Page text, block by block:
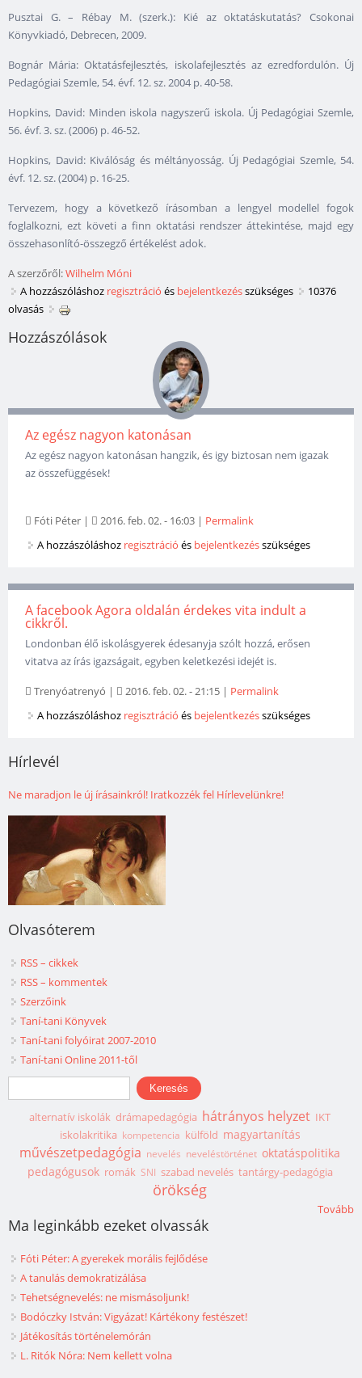
Pusztai G. – Rébay M. (szerk.): Kié az oktatáskutatás? Csokonai
Könyvkiadó, Debrecen, 2009.
Bognár Mária: Oktatásfejlesztés, iskolafejlesztés az ezredfordulón. Új
Pedagógiai Szemle, 54. évf. 12. sz. 2004 p. 40-58.
Hopkins, David: Minden iskola nagyszerű iskola. Új Pedagógiai Szemle,
56. évf. 3. sz. (2006) p. 46-52.
Hopkins, David: Kiválóság és méltányosság. Új Pedagógiai Szemle, 54.
évf. 12. sz. (2004) p. 16-25.
Tervezem, hogy a következő írásomban a lengyel modellel fogok
foglalkozni, ezt követi a finn oktatási rendszer áttekintése, majd egy
összehasonlító-összegző értékelést adok.
A szerzőről:Wilhelm Móni
A hozzászóláshoz regisztráció és bejelentkezésszükséges
10376
olvasás
Hozzászólások
Az egész nagyon katonásan
Az egész nagyon katonásan hangzik, és igy biztosan nem igazak
az összefüggések!
Fóti Péter | 2016. feb. 02. - 16:03 | Permalink
A hozzászóláshoz regisztráció és bejelentkezésszükséges
A facebook Agora oldalán érdekes vita indult a
cikkről.
Londonban élő iskolásgyerek édesanyja szólt hozzá, erősen
vitatva az írás igazságait, egyben keletkezési idejét is.
Trenyóatrenyó | 2016. feb. 02. - 21:15 | Permalink
A hozzászóláshoz regisztráció és bejelentkezésszükséges
Hírlevél
Ne maradjon le új írásainkról! Iratkozzék fel Hírlevelünkre!
Olvasóterem
RSS – cikkek
RSS – kommentek
Szerzőink
Taní-tani Könyvek
Taní-tani folyóirat 2007-2010
Taní-tani Online 2011-től
Keresés űrlap
Keresés
alternatív iskolák drámapedagógia hátrányos helyzet IKT
iskolakritika kompetencia külföld magyartanítás
művészetpedagógia nevelés neveléstörténet oktatáspolitika
pedagógusok romák SNI szabad nevelés tantárgy-pedagógia
örökség
Tovább
Ma leginkább ezeket olvassák
Fóti Péter: A gyerekek morális fejlődése
A tanulás demokratizálása
Tehetségnevelés: ne mismásoljunk!
Bodóczky István: Vigyázat! Kártékony festészet!
Játékosítás történelemórán
L. Ritók Nóra: Nem kellett volna